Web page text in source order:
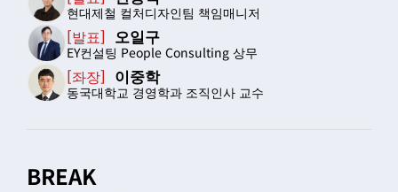
현대제철 컬처디자인팀 책임매니저
[발표] 오일구
EY컨설팅 People Consulting 상무
[좌장] 이중학
​동국대학교 경영학과 조직인사 교수
BREAK